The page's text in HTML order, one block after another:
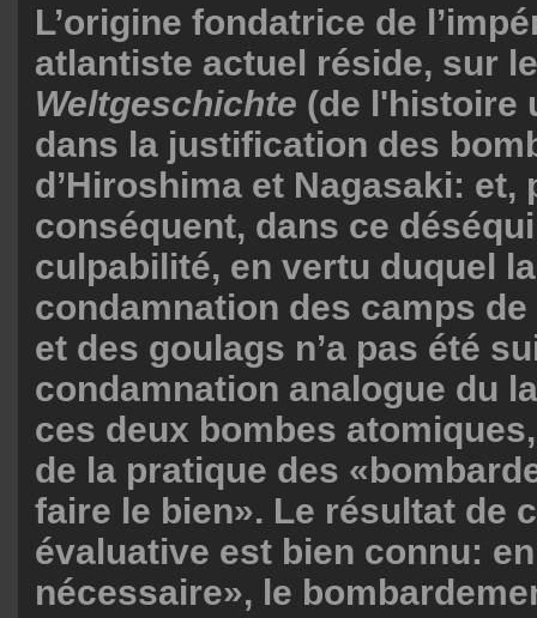
L’origine fondatrice de
atlantiste actuel réside, sur
Weltgeschichte (de l'histoire
dans la justification des
d’Hiroshima et Nagasaki: et,
conséquent, dans ce
culpabilité, en vertu duquel
condamnation des camps
et des goulags n’a pas été
condamnation analogue du
ces deux bombes
de la pratique des
faire le bien». Le résultat de
évaluative est bien connu:
nécessaire», le